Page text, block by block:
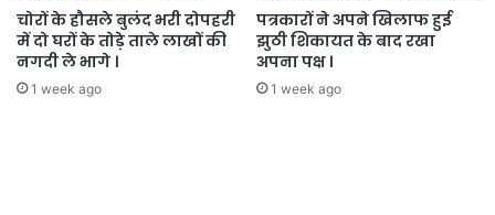
चोरों के हौसले बुलंद भरी दोपहरी
में दो घरों के तोड़े ताले लाखों की
नगदी ले भागे ।
1 week ago
पत्रकारों ने अपने खिलाफ हुई
झुठी शिकायत के बाद रखा
अपना पक्ष ।
1 week ago